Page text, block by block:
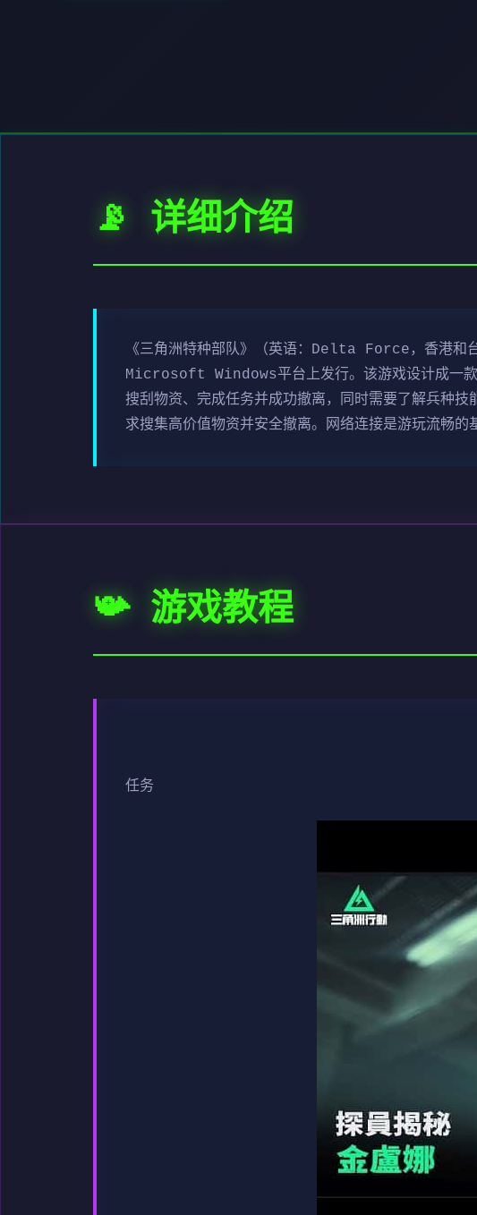
📡 详细介绍
《三角洲特种部队》（英语：Delta Force，香港和
Microsoft Windows平台上发行。该游戏设计成一款
搜刮物资、完成任务并成功撤离，同时需要了解兵种
求搜集高价值物资并安全撤离。网络连接是游玩流畅的
📯 游戏教程
任务